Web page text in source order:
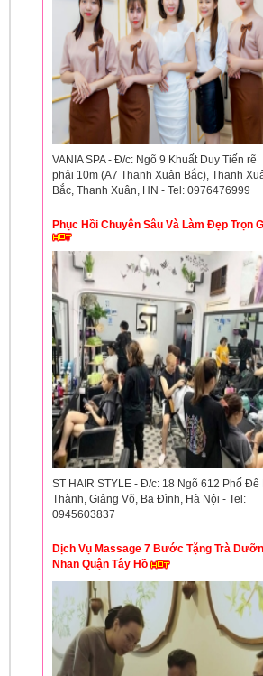
VANIA SPA - Đ/c: Ngõ 9 Khuất Duy Tiến rẽ
phải 10m (A7 Thanh Xuân Bắc), Thanh
Bắc, Thanh Xuân, HN - Tel: 0976476999
Phục Hồi Chuyên Sâu Và Làm Đẹp Trọn
ST HAIR STYLE - Đ/c: 18 Ngõ 612 Phố Đê
Thành, Giảng Võ, Ba Đình, Hà Nội - Tel:
0945603837
Dịch Vụ Massage 7 Bước Tặng Trà
Nhan Quận Tây Hồ